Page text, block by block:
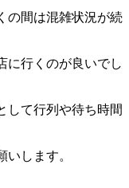
の間は混雑状況が続
に行くのが良いでし
して行列や待ち時間
します。